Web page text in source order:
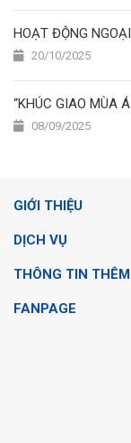
20/10/2025
08/09/2025
GIỚI THIỆU
DỊCH VỤ
THÔNG TIN THÊM
FANPAGE